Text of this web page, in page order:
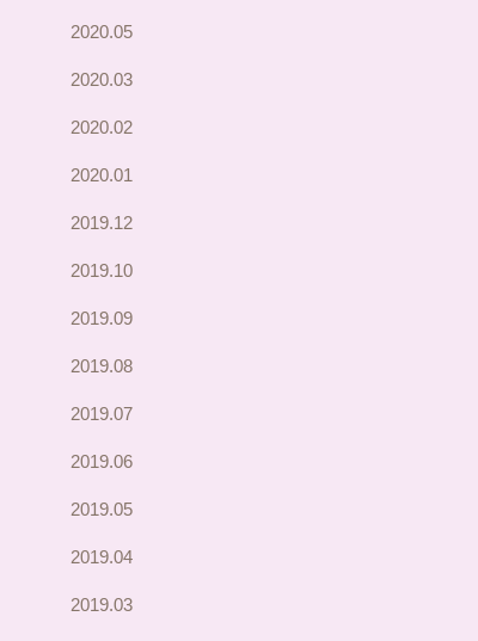
2020.05
2020.03
2020.02
2020.01
2019.12
2019.10
2019.09
2019.08
2019.07
2019.06
2019.05
2019.04
2019.03